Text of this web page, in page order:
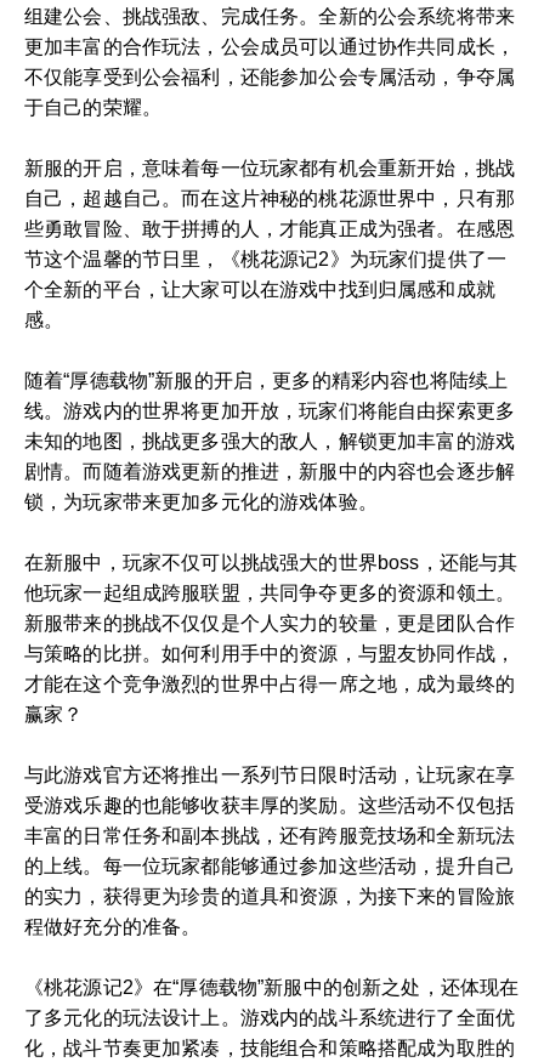
组建公会、挑战强敌、完成任务。全新的公会系统将带来
更加丰富的合作玩法，公会成员可以通过协作共同成长，
不仅能享受到公会福利，还能参加公会专属活动，争夺属
于自己的荣耀。
新服的开启，意味着每一位玩家都有机会重新开始，挑战
自己，超越自己。而在这片神秘的桃花源世界中，只有那
些勇敢冒险、敢于拼搏的人，才能真正成为强者。在感恩
节这个温馨的节日里，《桃花源记2》为玩家们提供了一
个全新的平台，让大家可以在游戏中找到归属感和成就
感。
随着“厚德载物”新服的开启，更多的精彩内容也将陆续上
线。游戏内的世界将更加开放，玩家们将能自由探索更多
未知的地图，挑战更多强大的敌人，解锁更加丰富的游戏
剧情。而随着游戏更新的推进，新服中的内容也会逐步解
锁，为玩家带来更加多元化的游戏体验。
在新服中，玩家不仅可以挑战强大的世界boss，还能与其
他玩家一起组成跨服联盟，共同争夺更多的资源和领土。
新服带来的挑战不仅仅是个人实力的较量，更是团队合作
与策略的比拼。如何利用手中的资源，与盟友协同作战，
才能在这个竞争激烈的世界中占得一席之地，成为最终的
赢家？
与此游戏官方还将推出一系列节日限时活动，让玩家在享
受游戏乐趣的也能够收获丰厚的奖励。这些活动不仅包括
丰富的日常任务和副本挑战，还有跨服竞技场和全新玩法
的上线。每一位玩家都能够通过参加这些活动，提升自己
的实力，获得更为珍贵的道具和资源，为接下来的冒险旅
程做好充分的准备。
《桃花源记2》在“厚德载物”新服中的创新之处，还体现在
了多元化的玩法设计上。游戏内的战斗系统进行了全面优
化，战斗节奏更加紧凑，技能组合和策略搭配成为取胜的